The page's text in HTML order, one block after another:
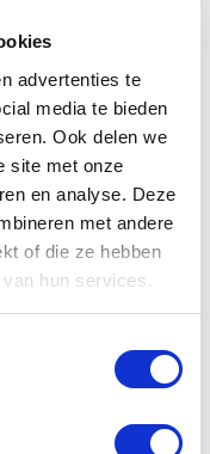
advertenties te
media te bieden
Ook delen we
site met onze
en analyse. Deze
met andere
of die ze hebben
hun services.